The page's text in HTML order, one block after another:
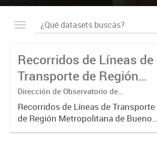
Recorridos de Líneas de
Transporte de Región
Metropolitana de
Buenos Aires (RMBA)
Dirección de Observatorio de
Transporte, Estudio y Sistemas
Recorridos de Líneas de Transporte
de Región Metropolitana de Buenos
Aires (RMBA).-